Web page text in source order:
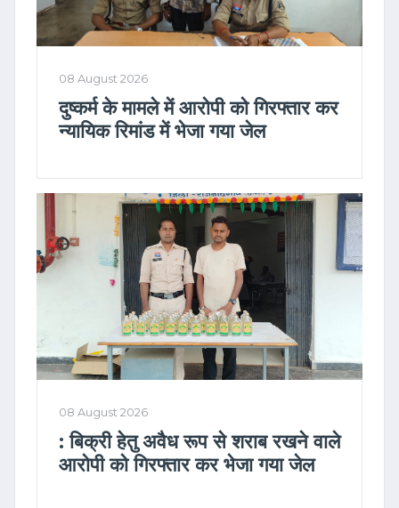
08 August 2026
दुष्कर्म के मामले में आरोपी को गिरफ्तार कर
न्यायिक रिमांड में भेजा गया जेल
08 August 2026
: बिक्री हेतु अवैध रूप से शराब रखने वाले
आरोपी को गिरफ्तार कर भेजा गया जेल